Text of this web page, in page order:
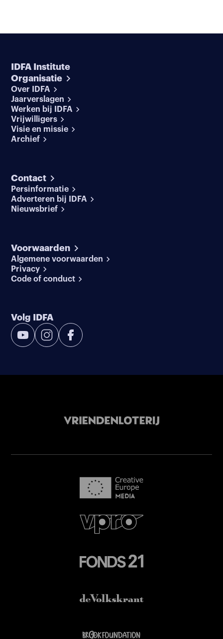
IDFA Institute
Organisatie
Over IDFA
Jaarverslagen
Werken bij IDFA
Vrijwilligers
Visie en missie
Archief
Contact
Persinformatie
Adverteren bij IDFA
Nieuwsbrief
Voorwaarden
Algemene voorwaarden
Privacy
Code of conduct
Volg IDFA